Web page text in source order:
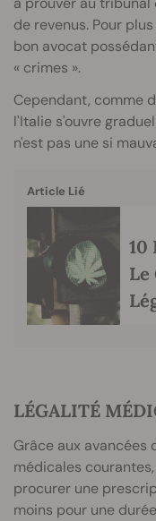
de revenus. Pour
bon avocat
« crimes ».
Cependant, comme
l'Italie s'ouvre
n'est pas une si
Article Lié
10
Le
LÉGALITÉ
Grâce aux
médicales
procurer une
moins pour une